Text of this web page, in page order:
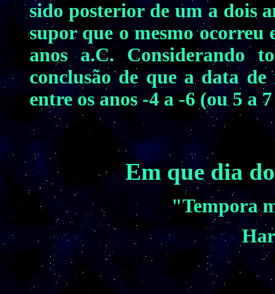
sido posterior de um a dois
supor que o mesmo ocorreu
anos a.C. Considerando
conclusão de que a data de
entre os anos -4 a -6 (ou 5 a
Em que dia
"Tempora